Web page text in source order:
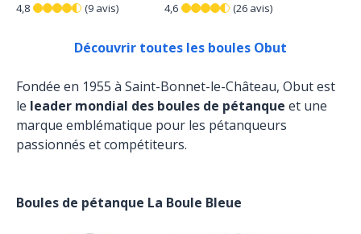
4,8 (9 avis) 4,6 (26 avis)
Découvrir toutes les boules Obut
Fondée en 1955 à Saint-Bonnet-le-Château, Obut est
le leader mondial des boules de pétanque et une
marque emblématique pour les pétanqueurs
passionnés et compétiteurs.
Boules de pétanque La Boule Bleue